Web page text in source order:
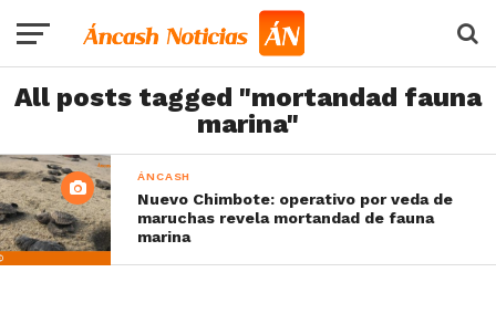
All posts tagged "mortandad fauna
marina"
ÁNCASH
Nuevo Chimbote: operativo por veda de
maruchas revela mortandad de fauna
marina